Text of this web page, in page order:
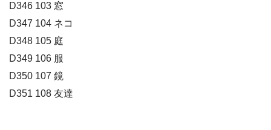
D346 103 窓
D347 104 ネコ
D348 105 庭
D349 106 服
D350 107 鏡
D351 108 友達